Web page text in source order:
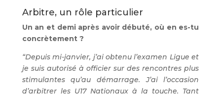
Arbitre, un rôle particulier
Un an et demi après avoir débuté, où en es-tu
concrètement ?
“Depuis mi-janvier, j’ai obtenu l’examen Ligue et
je suis autorisé à officier sur des rencontres plus
stimulantes qu’au démarrage. J’ai l’occasion
d’arbitrer les U17 Nationaux à la touche. Tant